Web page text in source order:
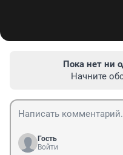
Пока нет ни
Начните
Гость
Войти